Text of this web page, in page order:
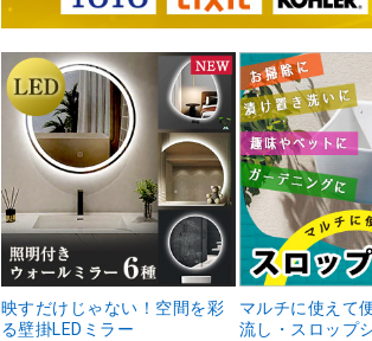
映すだけじゃない！空間を彩
る壁掛LEDミラー
マルチに使えて
流し・スロップ